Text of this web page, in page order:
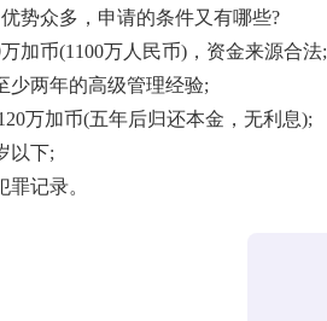
众多，申请的条件又有哪些?
币(1100万人民币)，资金来源合法;
两年的高级管理经验;
万加币(五年后归还本金，无利息);
以下;
记录。